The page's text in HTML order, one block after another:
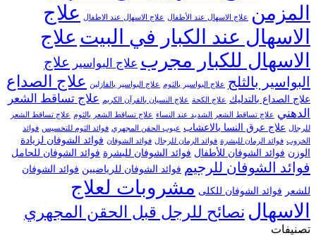
المزمن
علاج الاسهال عند الأطفال علاج الاسهال عند الاطفال علاج
الاسهال عند الكبار في البيت علاج
الاسهال للكبار مجرب علاج البواسير علاج
البواسير بالثلج علاج البواسير بالثوم علاج البواسير بالفازلين علاج الصداع
علاج الصداع بالتدليك علاج الكحة علاج النسيان بالقرآن الكريم علاج تساقط الشعر
الدهني علاج تساقط الشعر الشديد عند النساء علاج تساقط الشعر بالثوم علاج تساقط الشعر
للرجال علاج عرق النسا بالاعشاب عيوب الحقن المجهري فوائد الثوم للتخسيس فوائد
الخروب فوائد الرمان للبشرة فوائد الرمان للرجال فوائد الشوفان فوائد الشوفان لزيادة
الوزن فوائد الشوفان للأطفال فوائد الشوفان للبشرة فوائد الشوفان للحامل
فوائد الشوفان للرجيم فوائد الشوفان للرياضيين فوائد الشوفان
للشعر فوائد الشوفان للكلى مشروبات لعلاج
الاسهال نصائح للرجل قبل الحقن المجهري
تصنيفات